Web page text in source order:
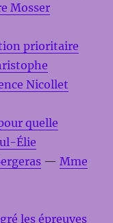
Mosser
prioritaire
Nicollet
quelle
Élie
—Mme
les épreuves